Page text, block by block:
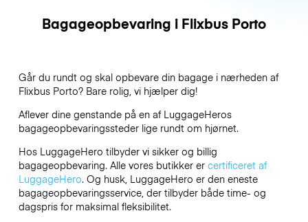
Bagageopbevaring i Flixbus Porto
Går du rundt og skal opbevare din bagage i nærheden af
Flixbus Porto? Bare rolig, vi hjælper dig!
Aflever dine genstande på en af LuggageHeros
bagageopbevaringssteder lige rundt om hjørnet.
Hos LuggageHero tilbyder vi sikker og billig
bagageopbevaring. Alle vores butikker er certificeret af
LuggageHero. Og husk, LuggageHero er den eneste
bagageopbevaringsservice, der tilbyder både time- og
dagspris for maksimal fleksibilitet.